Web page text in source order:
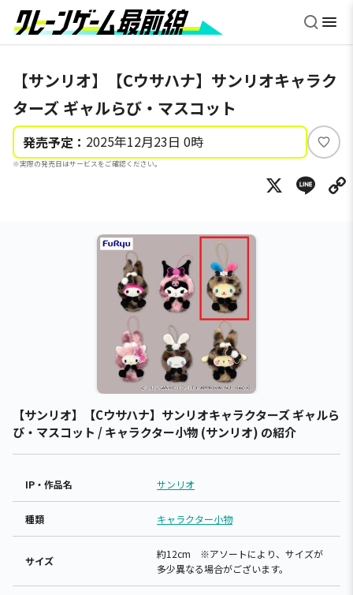
【サンリオ】【Cウサハナ】サンリオキャラク
ターズ ギャルらび・マスコット
発売予定： 2025年12月23日 0時
※実際の発売日はサービスをご確認ください。
い
ね
X
【サンリオ】【Cウサハナ】サンリオキャラクターズ ギャルら
び・マスコット / キャラクター小物 (サンリオ) の紹介
IP・作品名 サンリオ
種類 キャラクター小物
サイズ
約12cm ※アソートにより、サイズが
多少異なる場合がございます。